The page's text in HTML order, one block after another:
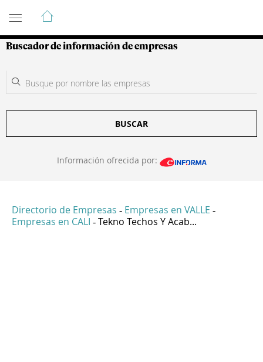
Guía de Empresas Colombianas
Buscador de información de empresas
BUSCAR
Información ofrecida por:
Directorio de Empresas - Empresas en VALLE -
Empresas en CALI - Tekno Techos Y Acab...